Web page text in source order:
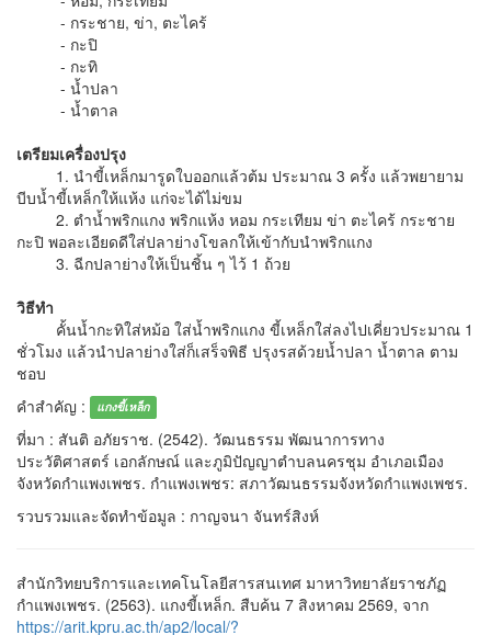
- กระชาย, ข่า, ตะไคร้
- กะปิ
- กะทิ
- น้ำปลา
- น้ำตาล
เตรียมเครื่องปรุง
1. นำขี้เหล็กมารูดใบออกแล้วต้ม ประมาณ 3 ครั้ง แล้วพยายาม
บีบน้ำขี้เหล็กให้แห้ง แก่จะได้ไม่ขม
2. ตำน้ำพริกแกง พริกแห้ง หอม กระเทียม ข่า ตะไคร้ กระชาย
กะปิ พอละเอียดดีใส่ปลาย่างโขลกให้เข้ากับนำพริกแกง
3. ฉีกปลาย่างให้เป็นชิ้น ๆ ไว้ 1 ถ้วย
วิธีทำ
คั้นน้ำกะทิใส่หม้อ ใส่น้ำพริกแกง ขี้เหล็กใส่ลงไปเคี่ยวประมาณ 1
ชั่วโมง แล้วนำปลาย่างใส่ก็เสร็จพิธี ปรุงรสด้วยน้ำปลา น้ำตาล ตาม
ชอบ
คำสำคัญ :
แกงขี้เหล็ก
ที่มา : สันติ อภัยราช. (2542). วัฒนธรรม พัฒนาการทาง
ประวัติศาสตร์ เอกลักษณ์ และภูมิปัญญาตำบลนครชุม อำเภอเมือง
จังหวัดกำแพงเพชร. กำแพงเพชร: สภาวัฒนธรรมจังหวัดกำแพงเพชร.
รวบรวมและจัดทำข้อมูล : กาญจนา จันทร์สิงห์
สำนักวิทยบริการและเทคโนโลยีสารสนเทศ มาหาวิทยาลัยราชภัฏ
กำแพงเพชร. (2563). แกงขี้เหล็ก. สืบค้น 7 สิงหาคม 2569, จาก
https://arit.kpru.ac.th/ap2/local/?